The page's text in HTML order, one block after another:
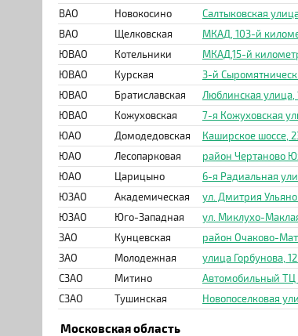
ВАО
Новокосино
Салтыковская
ВАО
Щелковская
МКАД, 103-й
ЮВАО
Котельники
МКАД,15-й
ЮВАО
Курская
3-й
ЮВАО
Братиславская
Люблинская улица,
ЮВАО
Кожуховская
7-я Кожуховская
ЮАО
Домодедовская
Каширское шоссе,
ЮАО
Лесопарковая
район Чертаново
ЮАО
Царицыно
6-я Радиальная
ЮЗАО
Академическая
ул. Дмитрия
ЮЗАО
Юго-Западная
ул. Миклухо-
ЗАО
Кунцевская
район Очаково-
ЗАО
Молодежная
улица Горбунова,
СЗАО
Митино
Автомобильный ТЦ
СЗАО
Тушинская Новопоселковая
Московская область